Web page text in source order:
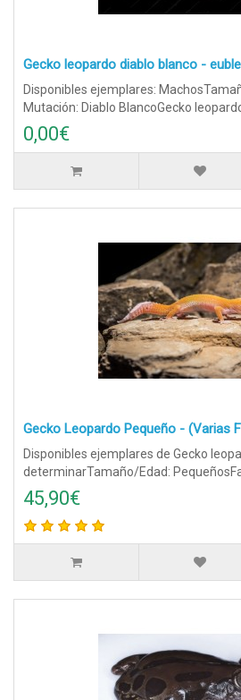
Gecko leopardo diablo blanco -
Disponibles ejemplares:
Mutación: Diablo BlancoGecko leopardo
0,00€
Gecko Leopardo Pequeño - (Varias
Disponibles ejemplares de Gecko
determinarTamaño/Edad:
45,90€